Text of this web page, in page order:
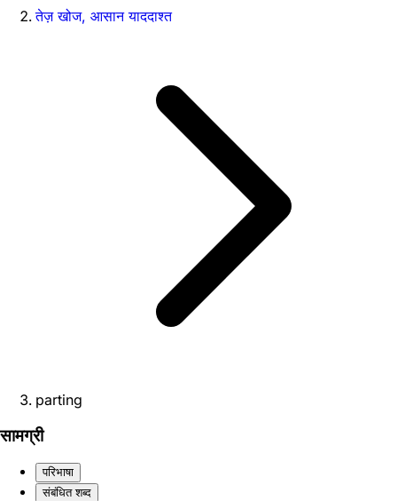
तेज़ खोज, आसान याददाश्त
parting
सामग्री
परिभाषा
संबंधित शब्द